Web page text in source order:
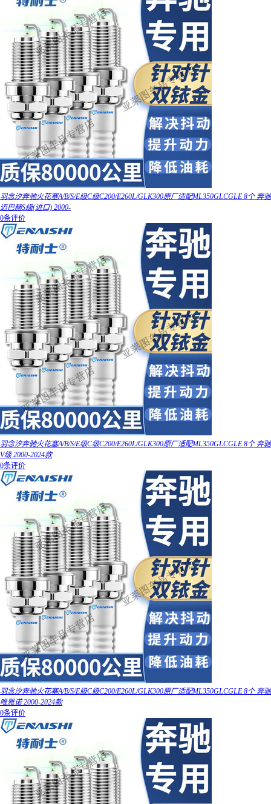
羽念汐奔驰火花塞A/B/S/E级C级C200/E260L/GLK300原厂适配ML350GLCGLE 8个 奔驰
迈巴赫S级(进口) 2000-
0条评价
羽念汐奔驰火花塞A/B/S/E级C级C200/E260L/GLK300原厂适配ML350GLCGLE 8个 奔驰
V级 2000-2024款
0条评价
羽念汐奔驰火花塞A/B/S/E级C级C200/E260L/GLK300原厂适配ML350GLCGLE 8个 奔驰
唯雅诺 2000-2024款
0条评价